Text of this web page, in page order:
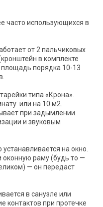
часто использующихся в
от 2 пальчиковых
в комплекте
площадь порядка 10-13
типа «Крона».
или на 10 м2.
при задымлении.
и звуковым
на окно.
оконную раму (будь то —
— он передаст
в санузле или
контактов при протечке